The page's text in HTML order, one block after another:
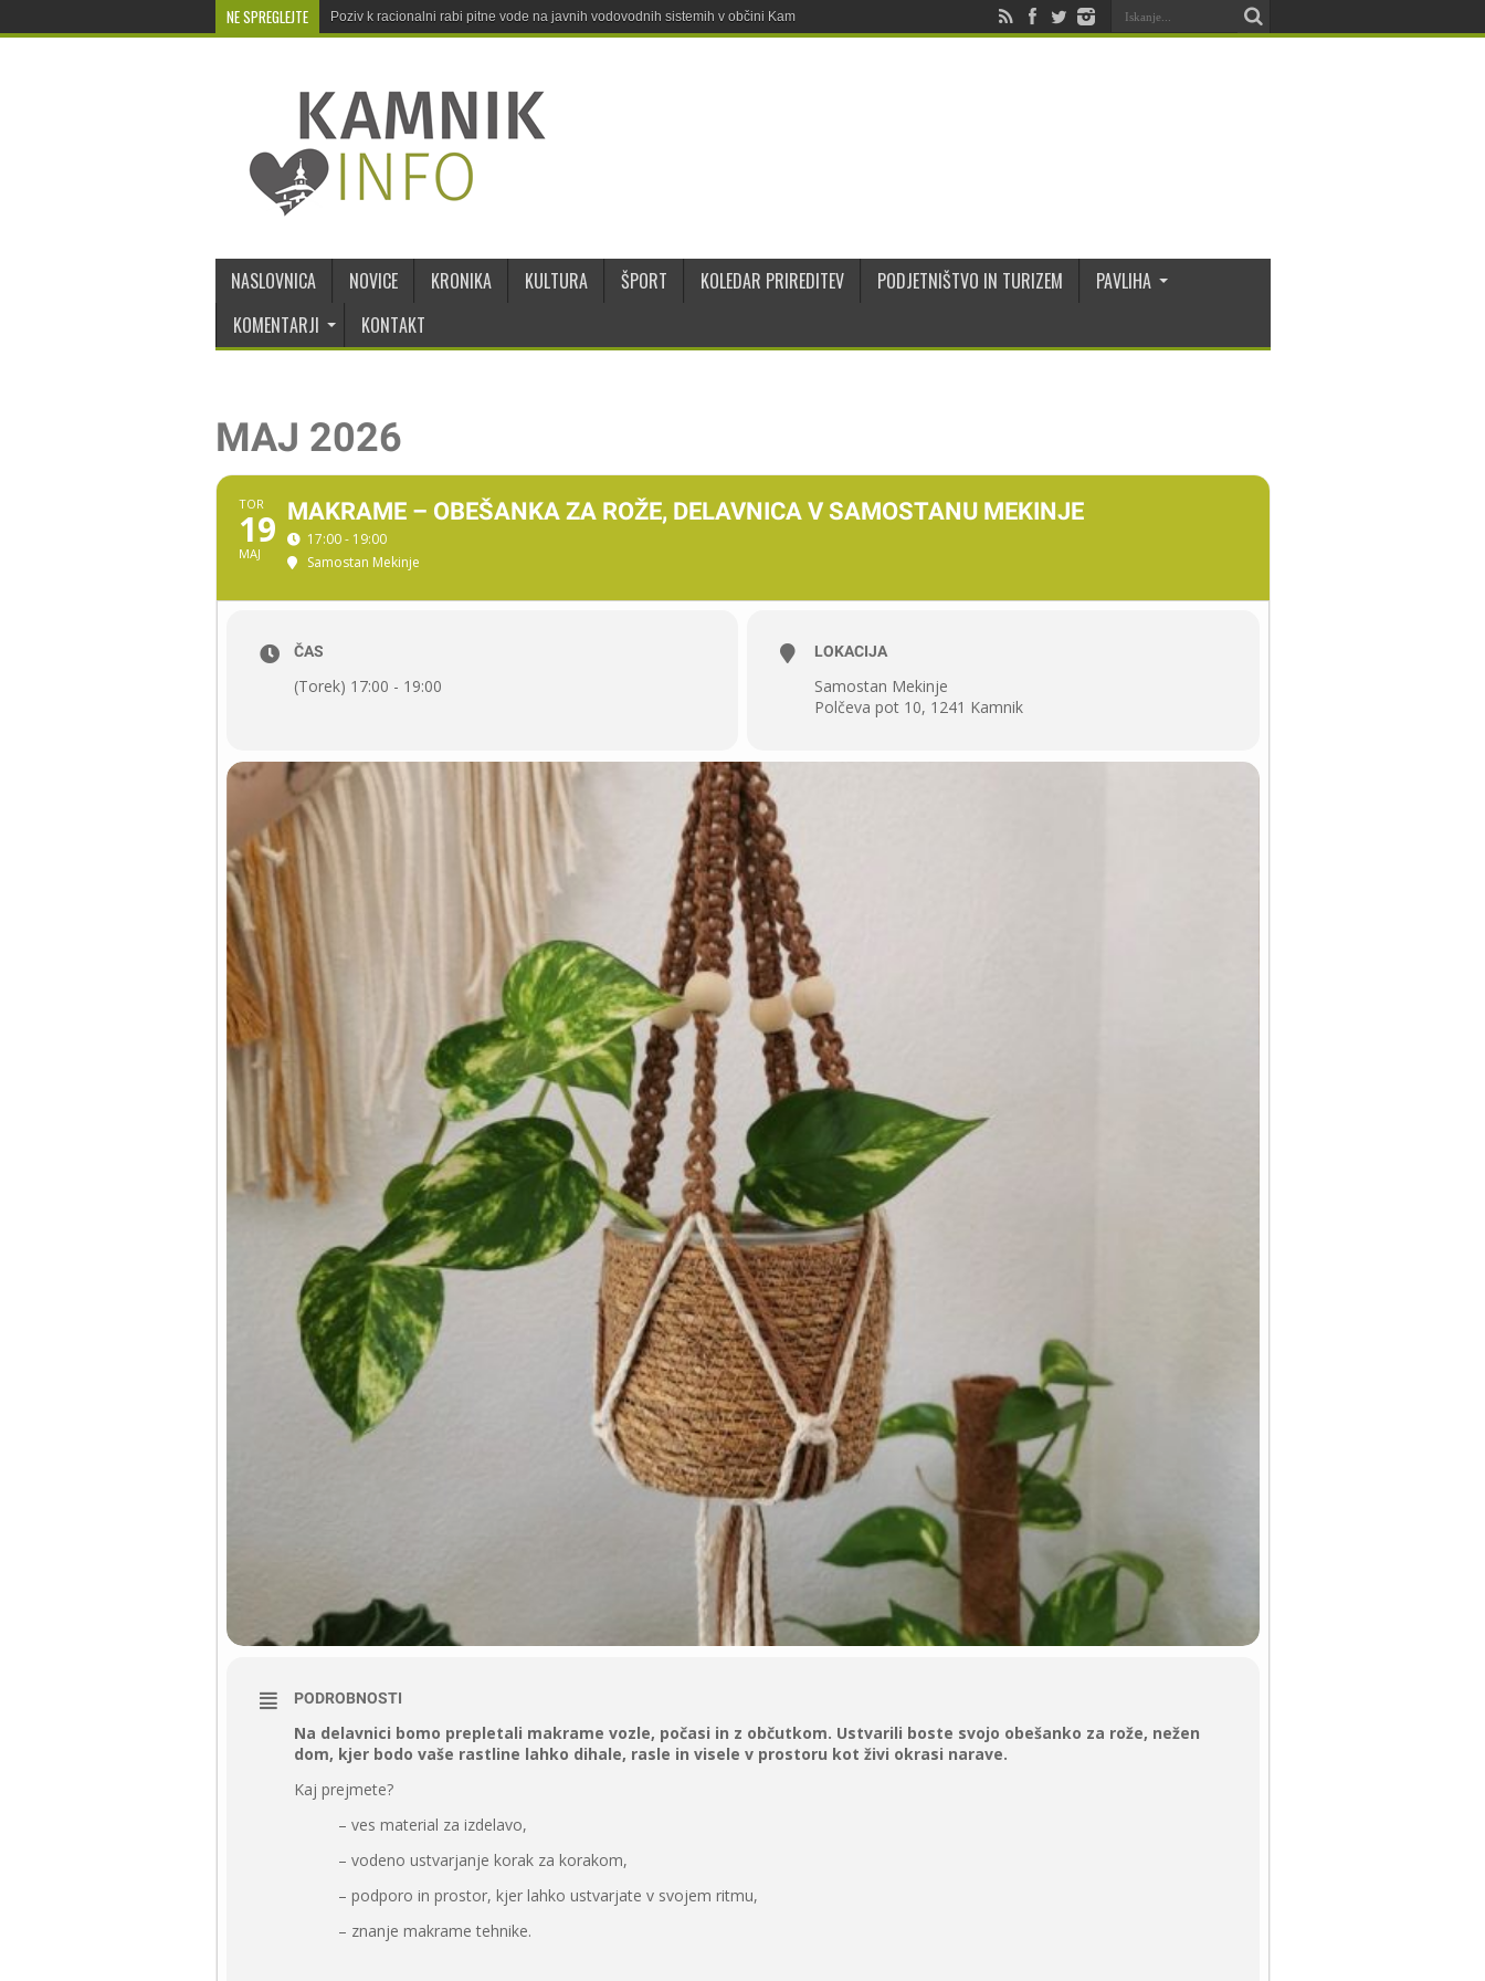
NE SPREGLEJTE Poziv k racionalni rabi pitne vode na javnih vodovodnih sistemih v občini Kamnik
NASLOVNICA NOVICE KRONIKA KULTURA ŠPORT KOLEDAR PRIREDITEV PODJETNIŠTVO IN TURIZEM
PAVLIHA
KOMENTARJI
KONTAKT
MAJ 2026
TOR
19
MAJ
MAKRAME – OBEŠANKA ZA ROŽE, DELAVNICA V SAMOSTANU MEKINJE
17:00 - 19:00
Samostan Mekinje
ČAS
(Torek) 17:00 - 19:00
LOKACIJA
Samostan Mekinje
Polčeva pot 10, 1241 Kamnik
PODROBNOSTI
Na delavnici bomo prepletali makrame vozle, počasi in z občutkom. Ustvarili boste svojo obešanko za rože, nežen
dom, kjer bodo vaše rastline lahko dihale, rasle in visele v prostoru kot živi okrasi narave.
Kaj prejmete?
– ves material za izdelavo,
– vodeno ustvarjanje korak za korakom,
– podporo in prostor, kjer lahko ustvarjate v svojem ritmu,
– znanje makrame tehnike.